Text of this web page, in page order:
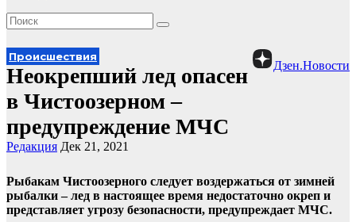
Дзен.Новости
Происшествия
Неокрепший лед опасен
в Чистоозерном –
предупреждение МЧС
Редакция Дек 21, 2021
Рыбакам Чистоозерного следует воздержаться от зимней
рыбалки – лед в настоящее время недостаточно окреп и
представляет угрозу безопасности, предупреждает МЧС.